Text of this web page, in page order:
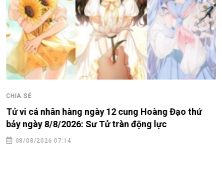
CHIA SẺ
Tử vi cá nhân hàng ngày 12 cung Hoàng Đạo thứ
bảy ngày 8/8/2026: Sư Tử tràn động lực
08/08/2026 07:14